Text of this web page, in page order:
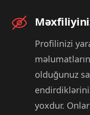
Profilinizi
olduğunuz
yoxdur.